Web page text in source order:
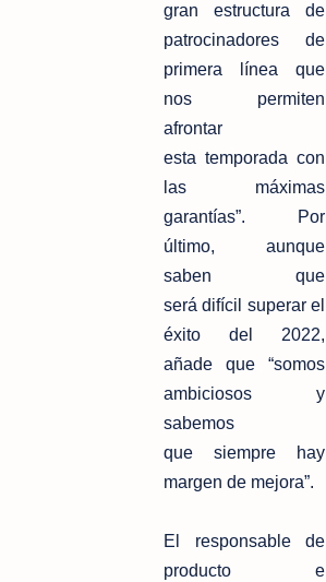
gran estructura de
patrocinadores de
primera línea que
nos permiten
afrontar
esta temporada con
las máximas
garantías”. Por
último, aunque
saben que
serádifícil superar el
éxito del 2022,
añade que “somos
ambiciosos y
sabemos
que siempre hay
margen de mejora”.
El responsable de
producto e